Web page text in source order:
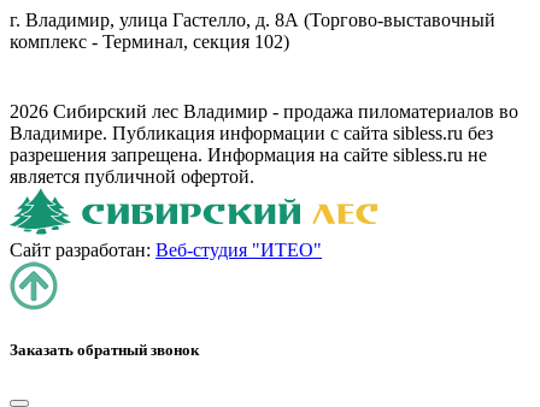
г. Владимир, улица Гастелло, д. 8А (Торгово-выставочный
комплекс - Терминал, секция 102)
2026 Сибирский лес Владимир - продажа пиломатериалов во
Владимире. Публикация информации с сайта sibless.ru без
разрешения запрещена. Информация на сайте sibless.ru не
является публичной офертой.
Сайт разработан: Веб-студия "ИТЕО"
Заказать обратный звонок